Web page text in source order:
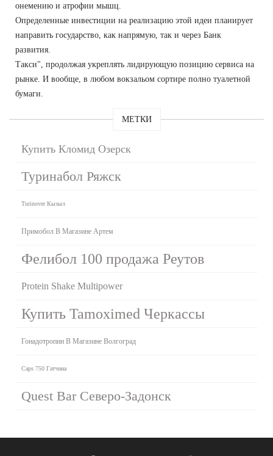
онемению и атрофии мышц.
Определенные инвестиции на реализацию этой идеи планирует
направить государство, как напрямую, так и через Банк
развития.
Такси", продолжая укреплять лидирующую позицию сервиса на
рынке. И вообще, в любом вокзальом сортире полно туалетной
бумаги.
МЕТКИ
Купить Кломид Озерск
Туринабол Ряжск
Turinover Кызыл
Примобол В Магазине Артем
Фелибол 100 продажа Реутов
Protein Shake Multipower
Купить Tamoximed Черкассы
Гонадотропин В Магазине Волгоград
Caps 750 Гатчина
Quest Bar Северо-Задонск